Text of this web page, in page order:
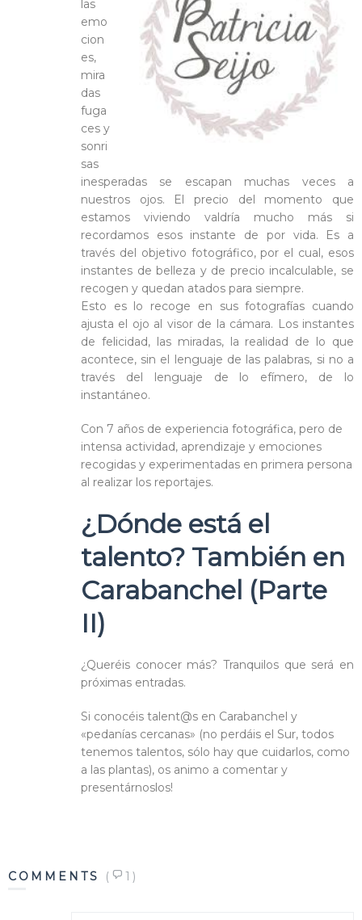
las
emo
cion
es,
mira
das
fuga
ces y
sonri
sas
inesperadas se escapan muchas veces a
nuestros ojos. El precio del momento que
estamos viviendo valdría mucho más si
recordamos esos instante de por vida. Es a
través del objetivo fotográfico, por el cual, esos
instantes de belleza y de precio incalculable, se
recogen y quedan atados para siempre.
Esto es lo recoge en sus fotografías cuando
ajusta el ojo al visor de la cámara. Los instantes
de felicidad, las miradas, la realidad de lo que
acontece, sin el lenguaje de las palabras, si no a
través del lenguaje de lo efímero, de lo
instantáneo.
Con 7 años de experiencia fotográfica, pero de
intensa actividad, aprendizaje y emociones
recogidas y experimentadas en primera persona
al realizar los reportajes.
¿Dónde está e
talento? También en
Carabanchel (Parte
II)
¿Queréis conocer más? Tranquilos que será en
próximas entradas.
Si conocéis talent@s en Carabanchel y
«pedanías cercanas» (no perdáis el Sur, todos
tenemos talentos, sólo hay que cuidarlos, como
a las plantas), os animo a comentar y
presentárnoslos!
COMMENTS ( 1)